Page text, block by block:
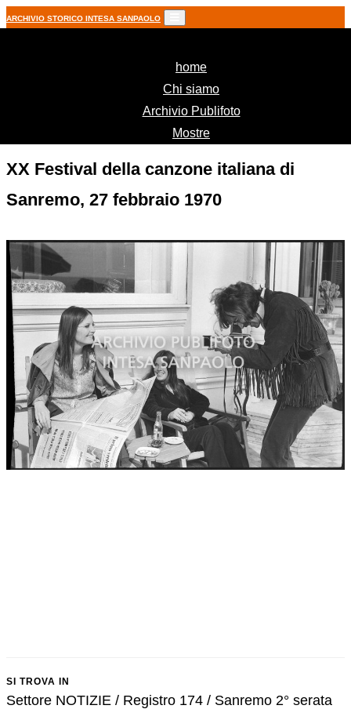
ARCHIVIO STORICO INTESA SANPAOLO
home(current)
Chi siamo
Archivio Publifoto
Mostre
XX Festival della canzone italiana di
Sanremo, 27 febbraio 1970
SI TROVA IN
Settore NOTIZIE / Registro 174 / Sanremo 2° serata